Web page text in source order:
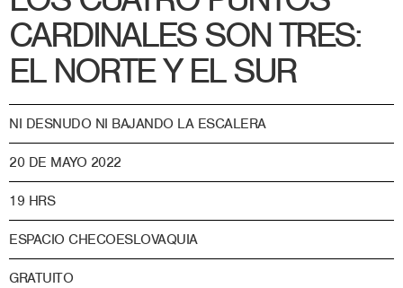
CARDINALES SON TRES:
EL NORTE Y EL SUR
NI DESNUDO NI BAJANDO LA ESCALERA
20 DE MAYO 2022
19 HRS
ESPACIO CHECOESLOVAQUIA
GRATUITO